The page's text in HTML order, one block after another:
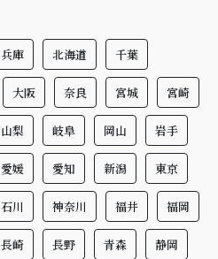
兵庫 北海道 千葉
大阪 奈良 宮城 宮崎
山梨 岐阜 岡山 岩手
愛媛 愛知 新潟 東京
石川 神奈川 福井 福岡
長崎 長野 青森 静岡